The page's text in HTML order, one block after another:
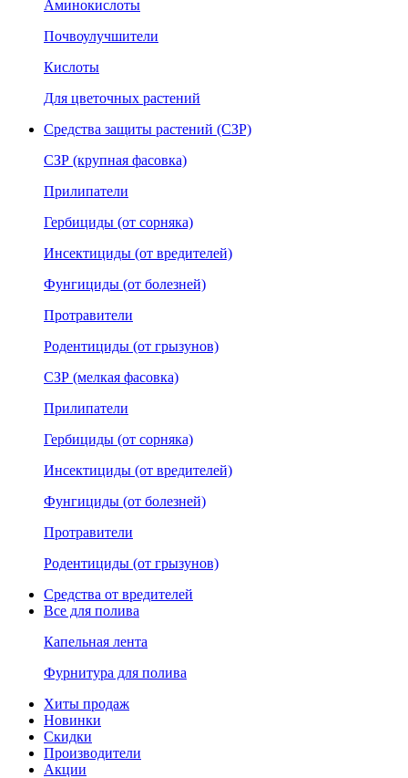
Аминокислоты
Почвоулучшители
Кислоты
Для цветочных растений
Средства защиты растений (СЗР)
СЗР (крупная фасовка)
Прилипатели
Гербициды (от сорняка)
Инсектициды (от вредителей)
Фунгициды (от болезней)
Протравители
Родентициды (от грызунов)
СЗР (мелкая фасовка)
Прилипатели
Гербициды (от сорняка)
Инсектициды (от вредителей)
Фунгициды (от болезней)
Протравители
Родентициды (от грызунов)
Средства от вредителей
Все для полива
Капельная лента
Фурнитура для полива
Хиты продаж
Новинки
Скидки
Производители
Акции